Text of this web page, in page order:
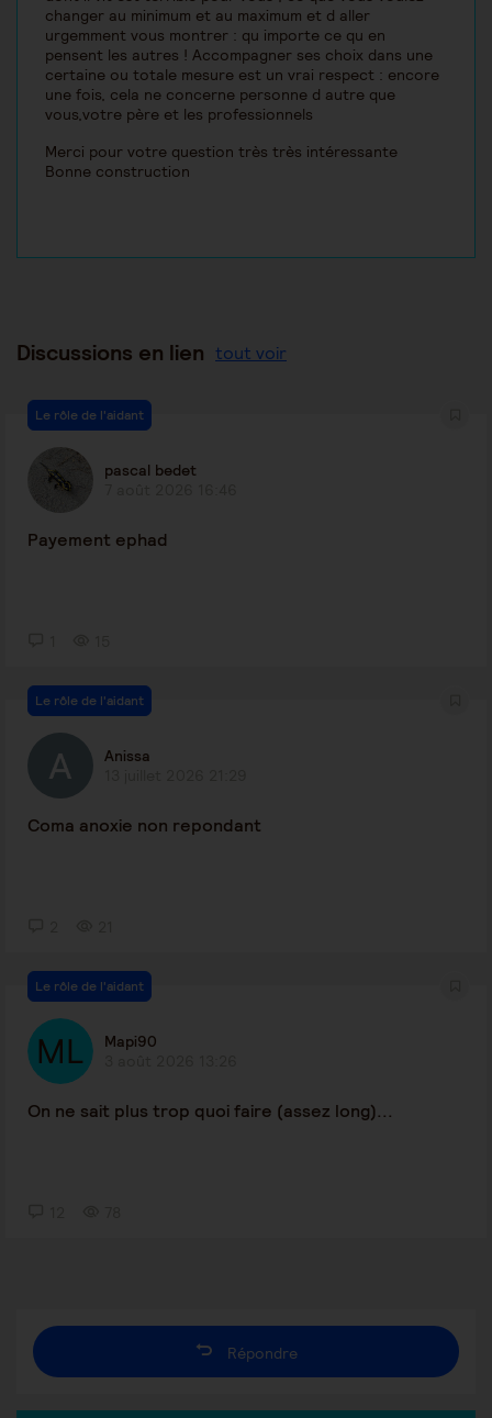
changer au minimum et au maximum et d aller
urgemment vous montrer : qu importe ce qu en
pensent les autres ! Accompagner ses choix dans une
certaine ou totale mesure est un vrai respect : encore
une fois, cela ne concerne personne d autre que
vous,votre père et les professionnels
Merci pour votre question très très intéressante
Bonne construction
Discussions en lien tout voir
Le rôle de l'aidant
pascal bedet
Payement ephad
Le rôle de l'aidant
Anissa
Coma anoxie non repondant
Le rôle de l'aidant
Mapi90
On ne sait plus trop quoi faire (assez long)...
Répondre